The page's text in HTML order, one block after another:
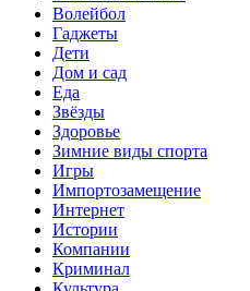
Волейбол
Гаджеты
Дети
Дом и сад
Еда
Звёзды
Здоровье
Зимние виды спорта
Игры
Импортозамещение
Интернет
Истории
Компании
Криминал